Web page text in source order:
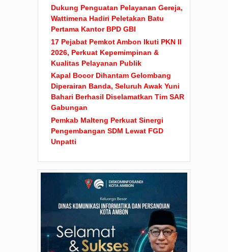
Dukung Penguatan Pelayanan Gereja,
Wattimena Hadiri Peletakan Batu
Pertama Kantor BPD GBI
17 Pejabat Pemkot Ambon Ikuti PKN II
2026, Perkuat Kepemimpinan &
Kualitas Pelayanan Publik
Kapal Bocor Dihantam Gelombang
Diperairan Banda, Seluruh Awak Yuni
Bahari Berhasil Diselamatkan Tim SAR
Gabungan
Pemkab Malteng Perkuat Sinergi
Pengembangan SDM Lewat FGD
Unpatti